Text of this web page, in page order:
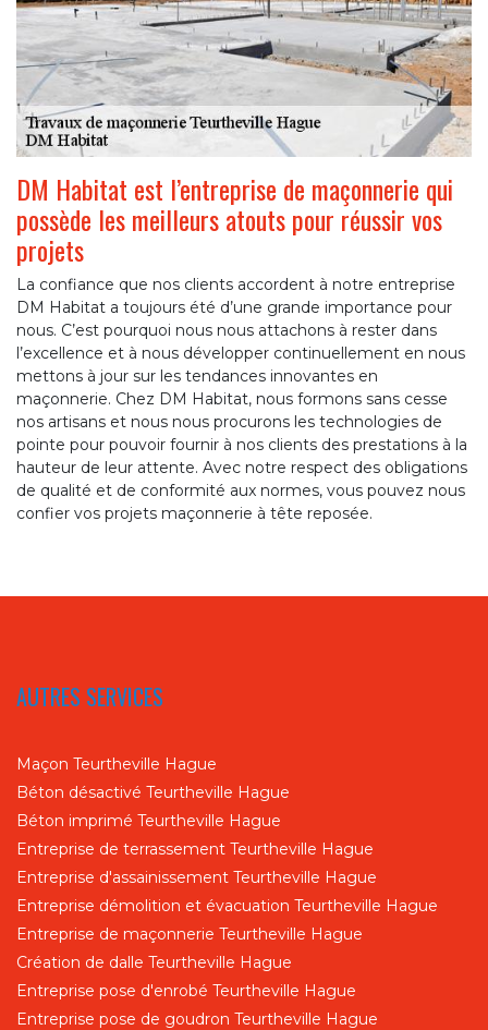
DM Habitat est l’entreprise de maçonnerie qui
possède les meilleurs atouts pour réussir vos
projets
La confiance que nos clients accordent à notre entreprise
DM Habitat a toujours été d’une grande importance pour
nous. C’est pourquoi nous nous attachons à rester dans
l’excellence et à nous développer continuellement en nous
mettons à jour sur les tendances innovantes en
maçonnerie. Chez DM Habitat, nous formons sans cesse
nos artisans et nous nous procurons les technologies de
pointe pour pouvoir fournir à nos clients des prestations à la
hauteur de leur attente. Avec notre respect des obligations
de qualité et de conformité aux normes, vous pouvez nous
confier vos projets maçonnerie à tête reposée.
AUTRES SERVICES
Maçon Teurtheville Hague
Béton désactivé Teurtheville Hague
Béton imprimé Teurtheville Hague
Entreprise de terrassement Teurtheville Hague
Entreprise d'assainissement Teurtheville Hague
Entreprise démolition et évacuation Teurtheville Hague
Entreprise de maçonnerie Teurtheville Hague
Création de dalle Teurtheville Hague
Entreprise pose d'enrobé Teurtheville Hague
Entreprise pose de goudron Teurtheville Hague